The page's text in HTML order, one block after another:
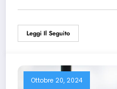
Leggi Il Seguito
Ottobre 20, 2024